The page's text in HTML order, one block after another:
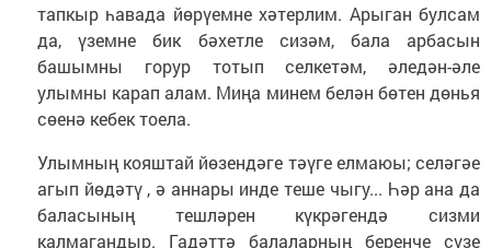
тапкыр һавада йөрүемне хәтерлим. Арыган булсам
да, үземне бик бәхетле сизәм, бала арбасын
башымны горур тотып селкетәм, әледән-әле
улымны карап алам. Миңа минем белән бөтен дөнья
сөенә кебек тоела.
Улымның кояштай йөзендәге тәүге елмаюы; селәгәе
агып йөдәтү , ә аннары инде теше чыгу... Һәр ана да
баласының тешләрен күкрәгендә сизми
калмагандыр. Гадәттә балаларның беренче сүзе